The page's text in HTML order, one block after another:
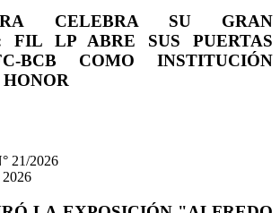
CELEBRA SU GRAN
FIL LP ABRE SUS PUERTAS
BCB COMO INSTITUCIÓN
21/2026
2026